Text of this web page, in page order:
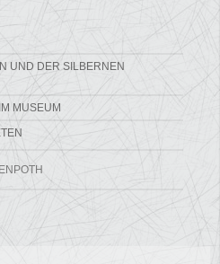
UND DER SILBERNEN
MUSEUM